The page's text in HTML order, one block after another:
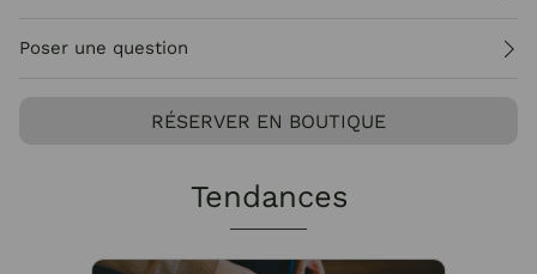
Poser une question
RÉSERVER EN BOUTIQUE
Tendances